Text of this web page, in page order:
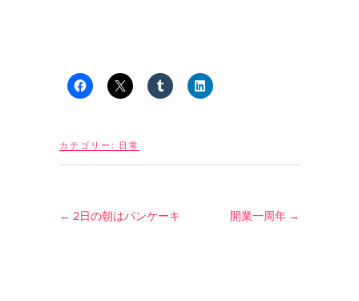
カテゴリー: 日常
← 2日の朝はパンケーキ 開業一周年 →